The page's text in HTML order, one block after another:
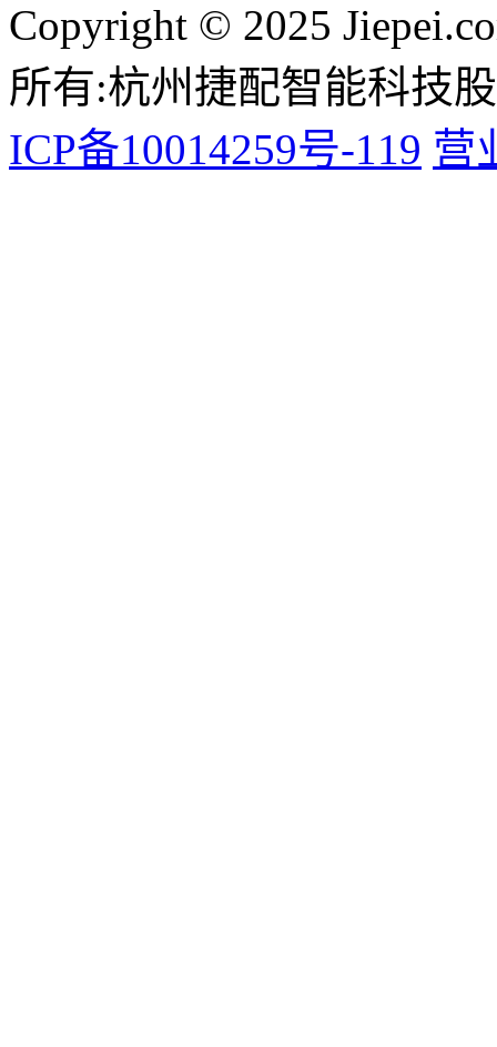
Copyright © 2025
所有:杭州捷配智能科技
ICP备10014259号-119 营